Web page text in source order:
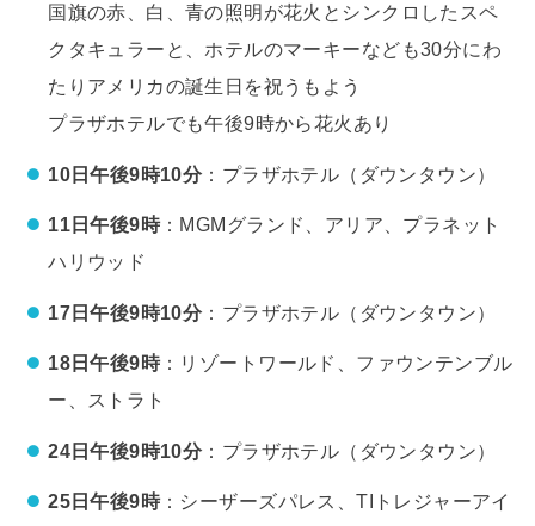
国旗の赤、白、青の照明が花火とシンクロしたスペ
クタキュラーと、ホテルのマーキーなども30分にわ
たりアメリカの誕生日を祝うもよう
プラザホテルでも午後9時から花火あり
10日午後9時10分：プラザホテル（ダウンタウン）
11日午後9時：MGMグランド、アリア、プラネット
ハリウッド
17日午後9時10分：プラザホテル（ダウンタウン）
18日午後9時：リゾートワールド、ファウンテンブル
ー、ストラト
24日午後9時10分：プラザホテル（ダウンタウン）
25日午後9時：シーザーズパレス、TIトレジャーアイ